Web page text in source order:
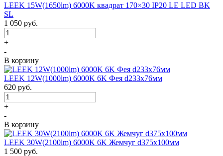
LEEK 15W(1650lm) 6000K квадрат 170×30 IP20 LE LED BK
SL
1 050 руб.
+
-
В корзину
LEEK 12W(1000lm) 6000K 6K Фея d233x76мм
620 руб.
+
-
В корзину
LEEK 30W(2100lm) 6000K 6K Жемчуг d375x100мм
1 500 руб.